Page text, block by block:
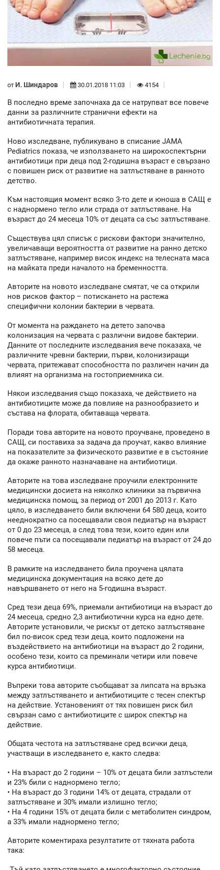
от И. Шиндаров 30.01.2018 11:03 4154
В последно време започнаха да се натрупват все повече
данни за различните странични ефекти на
антибиотичната терапия.
Ново изследване, публикувано в списание JAMA
Pediatrics показа, че използването на широкоспектърни
антибиотици при деца под 2-годишна възраст е свързано
с повишен риск от развитие на затлъстяване в ранното
детство.
Към настоящия момент всяко 3-то дете и юноша в САЩ е
с наднормено тегло или страда от затлъстяване. На
възраст до 24 месеца 10% от децата са със затлъстяване.
Съществува цял списък с рискови фактори значително,
увеличаващи вероятността от развитие на ранно детско
затлъстяване, например висок индекс на телесната маса
на майката преди началото на бременността.
Авторите на новото изследване смятат, че са открили
нов рисков фактор – потискането на растежа
специфични колонии бактерии в червата.
От момента на раждането на детето започва
колонизация на червата с различни видове бактерии.
Данните от последните изследвания вече показаха, че
различните чревни бактерии, първи, колонизиращи
червата, притежават способността по различен начин да
влияят на организма на гостоприемника си.
Някои изследвания също показаха, че действието на
антибиотиците може да повлияе на разнообразието и
състава на флората, обитаваща червата.
Поради това авторите на новото проучване, проведено в
САЩ, си поставиха за задача да проучат, какво влияние
на показателите за физическото развитие е в състояние
да окаже ранното назначаване на антибиотици.
Авторите на това изследване проучили електронните
медицински досиета на няколко клиники за първична
медицинска помощ, за период от 2001 до 2013 г. Като
цяло, в изследването били включени 64 580 деца, които
нееднократно са посещавали своя педиатър на възраст
от 0 до 23 месеца, а след това тези, които един или
повече пъти са посещавали педиатър на възраст от 24 до
58 месеца.
В рамките на изследването била проучена цялата
медицинска документация на всяко дете до
навършването от него на 5-годишна възраст.
Сред тези деца 69%, приемали антибиотици на възраст до
24 месеца, средно 2,3 антибиотични курса на едно дете.
Авторите установили, че рискът от детско затлъстяване
бил по-висок сред тези деца, които подложени на
въздействието на антибиотици на възраст до 2 години,
особено тези, които са преминали четири или повече
курса антибиотици.
Въпреки това авторите съобщават за липсата на връзка
между затлъстяването и антибиотиците с тесен спектър
на действие. Установеният от тях повишен риск бил
свързан само с антибиотиците с широк спектър на
действие.
Общата честота на затлъстяване сред всички деца,
участващи в изследването е, както следва:
• На възраст до 2 години – 10% от децата били затлъстели
и 23% били с наднормено тегло;
• На възраст до 3 години 14% от децата, страдали от
затлъстяване и 30% имали излишно тегло;
• На 4 години 15% от децата били с метаболитен синдром,
а 33% имали наднормено тегло;
Авторите коментираха резултатите от тяхната работа
така: